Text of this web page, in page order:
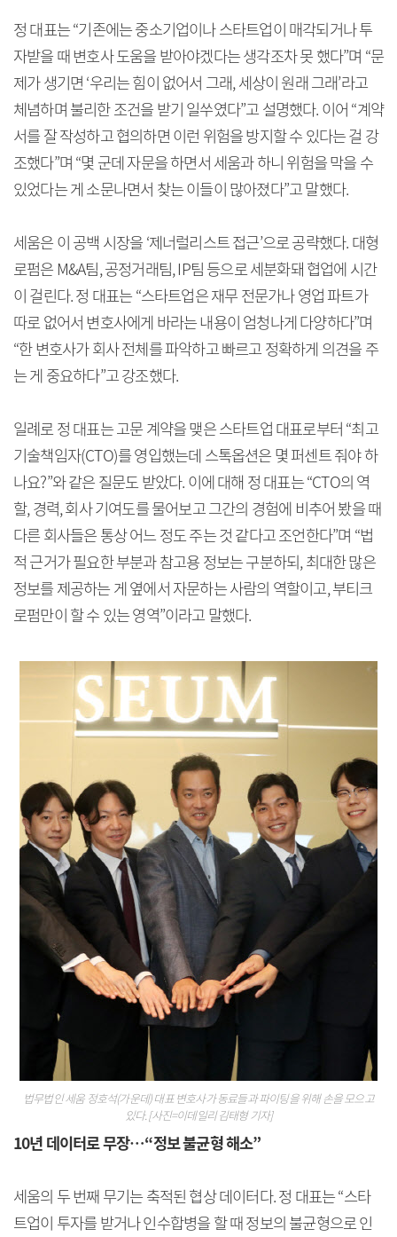
정 대표는 “기존에는 중소기업이나 스타트업이 매각되거나 투
자받을 때 변호사 도움을 받아야겠다는 생각조차 못 했다”며 “문
제가 생기면 ‘우리는 힘이 없어서 그래, 세상이 원래 그래’라고
체념하며 불리한 조건을 받기 일쑤였다”고 설명했다. 이어 “계약
서를 잘 작성하고 협의하면 이런 위험을 방지할 수 있다는 걸 강
조했다”며 “몇 군데 자문을 하면서 세움과 하니 위험을 막을 수
있었다는 게 소문나면서 찾는 이들이 많아졌다”고 말했다.
세움은 이 공백 시장을 ‘제너럴리스트 접근’으로 공략했다. 대형
로펌은 M&A팀, 공정거래팀, IP팀 등으로 세분화돼 협업에 시간
이 걸린다. 정 대표는 “스타트업은 재무 전문가나 영업 파트가
따로 없어서 변호사에게 바라는 내용이 엄청나게 다양하다”며
“한 변호사가 회사 전체를 파악하고 빠르고 정확하게 의견을 주
는 게 중요하다”고 강조했다.
일례로 정 대표는 고문 계약을 맺은 스타트업 대표로부터 “최고
기술책임자(CTO)를 영입했는데 스톡옵션은 몇 퍼센트 줘야 하
나요?”와 같은 질문도 받았다. 이에 대해 정 대표는 “CTO의 역
할, 경력, 회사 기여도를 물어보고 그간의 경험에 비추어 봤을 때
다른 회사들은 통상 어느 정도 주는 것 같다고 조언한다”며 “법
적 근거가 필요한 부분과 참고용 정보는 구분하되, 최대한 많은
정보를 제공하는 게 옆에서 자문하는 사람의 역할이고, 부티크
로펌만이 할 수 있는 영역”이라고 말했다.
법무법인 세움 정호석(가운데) 대표 변호사가 동료들과 파이팅을 위해 손을 모으고
있다. [사진=이데일리 김태형 기자]
10년 데이터로 무장…“정보 불균형 해소”
세움의 두 번째 무기는 축적된 협상 데이터다. 정 대표는 “스타
트업이 투자를 받거나 인수합병을 할 때 정보의 불균형으로 인